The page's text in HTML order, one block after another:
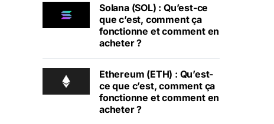
Solana (SOL) : Qu’est-ce
que c’est, comment ça
fonctionne et comment en
acheter ?
Ethereum (ETH) : Qu’est-
ce que c’est, comment ça
fonctionne et comment en
acheter ?